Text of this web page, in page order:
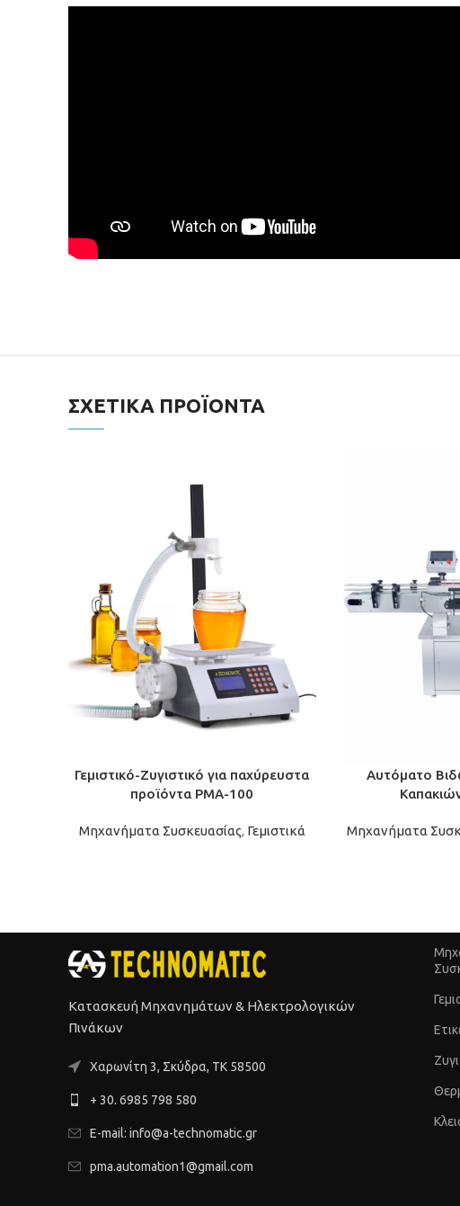
ΣΧΕΤΙΚΆ ΠΡΟΪΌΝΤΑ
Γεμιστικό-Ζυγιστικό για παχύρευστα
προϊόντα PMA-100
Μηχανήματα Συσκευασίας, Γεμιστικά
Αυτόματο
Μηχανήματα
Κατασκευή Μηχανημάτων & Ηλεκτρολογικών
Πινάκων
Xαρωνίτη 3, Σκύδρα, ΤΚ 58500
+ 30. 6985 798 580
E-mail: info@a-technomatic.gr
pma.automation1@gmail.com